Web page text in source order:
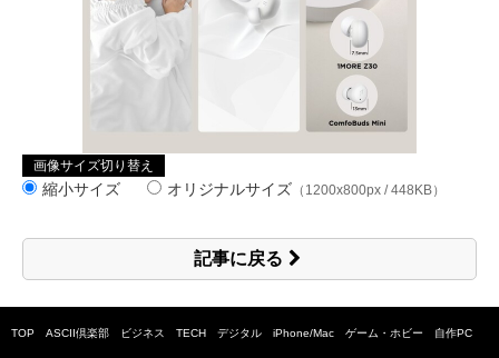
画像サイズ切り替え
縮小サイズ オリジナルサイズ （1200x800px / 448KB）
記事に戻る
TOP ASCII倶楽部 ビジネス TECH デジタル iPhone/Mac ゲーム・ホビー 自作PC